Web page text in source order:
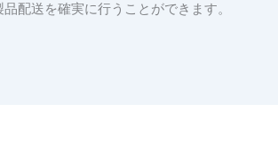
配送を確実に行うことができます。